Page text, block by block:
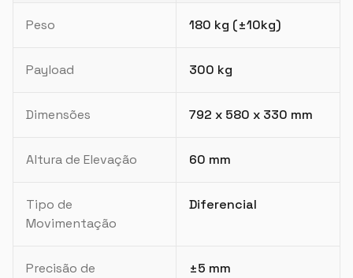
Peso 180 kg (±10kg)
Payload 300 kg
Dimensões 792 x 580 x 330 mm
Altura de Elevação 60 mm
Tipo de
Movimentação
Diferencial
Precisão de
±5 mm